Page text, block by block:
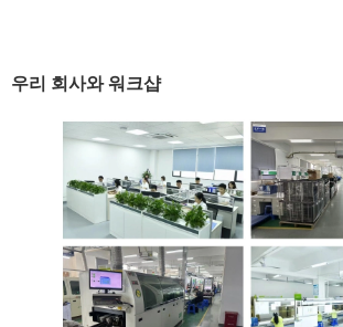
우리 회사와 워크샵